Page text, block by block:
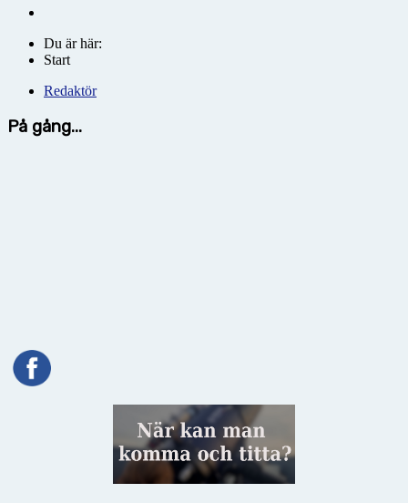
Du är här:
Start
Redaktör
På gång...